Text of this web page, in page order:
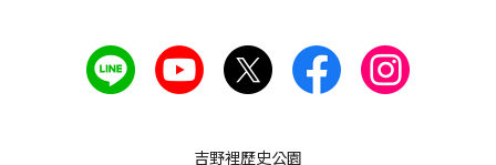
吉野裡歷史公園